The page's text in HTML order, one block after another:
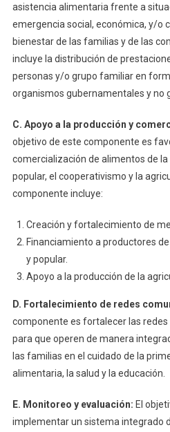
asistencia alimentaria frente a
emergencia social, económica, y/o
bienestar de las familias y de las
incluye la distribución de
personas y/o grupo familiar en
organismos gubernamentales y no
C. Apoyo a la producción y
objetivo de este componente es
comercialización de alimentos de
popular, el cooperativismo y la
componente incluye:
Creación y fortalecimiento de
Financiamiento a productores
y popular.
Apoyo a la producción de la
D. Fortalecimiento de redes
componente es fortalecer las
para que operen de manera
las familias en el cuidado de la
alimentaria, la salud y la educación.
E. Monitoreo y evaluación: El
implementar un sistema integrado